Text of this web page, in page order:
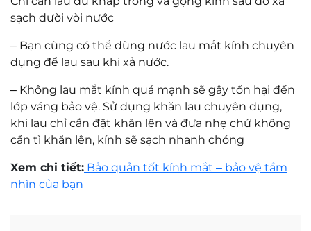
Mr. Trần Hoàng Phương Lâm
Kỹ thuật viên khúc xạ Trần Hoàng Phương Lâm
có trên 10 năm kinh nghiệm về đo khúc xạ và